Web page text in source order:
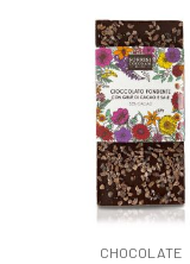
CHOCOLATE